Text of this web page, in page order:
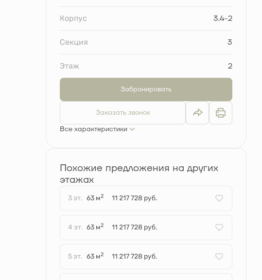
Корпус 3.4-2
Секция 3
Этаж 2
Забронировать
Заказать звонок
Все характеристики
Похожие предложения на других
этажах
3 эт. 63 м2 11 217 728 руб.
4 эт. 63 м2 11 217 728 руб.
5 эт. 63 м2 11 217 728 руб.